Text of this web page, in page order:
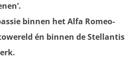
binnen het Alfa Romeo-
én binnen de Stellantis